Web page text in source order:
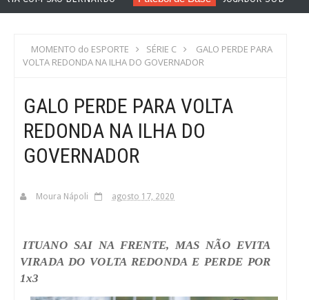
MOMENTO do ESPORTE SÉRIE C
GALO PERDE PARA
VOLTA REDONDA NA ILHA DO GOVERNADOR
GALO PERDE PARA VOLTA
REDONDA NA ILHA DO
GOVERNADOR
Moura Nápoli agosto 17, 2020
ITUANO SAI NA FRENTE, MAS NÃO EVITA
VIRADA DO VOLTA REDONDA E PERDE POR
1x3